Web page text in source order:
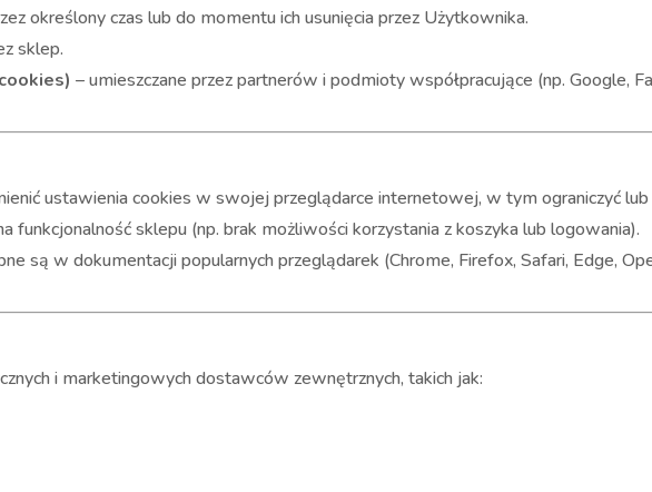
określony czas lub do momentu ich usunięcia przez Użytkownika.
sklep.
– umieszczane przez partnerów i podmioty współpracujące (np. Google,
ustawienia cookies w swojej przeglądarce internetowej, w tym ograniczyć lub
funkcjonalność sklepu (np. brak możliwości korzystania z koszyka lub logowania).
są w dokumentacji popularnych przeglądarek (Chrome, Firefox, Safari, Edge,
i marketingowych dostawców zewnętrznych, takich jak: